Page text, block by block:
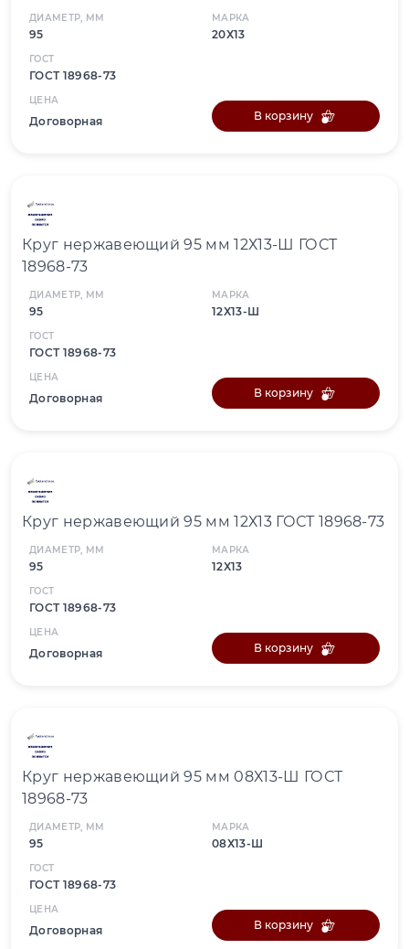
ДИАМЕТР, ММ
95
МАРКА
20Х13
ГОСТ
ГОСТ 18968-73
ЦЕНА
Договорная В корзину
Круг нержавеющий 95 мм 12Х13-Ш ГОСТ
18968-73
ДИАМЕТР, ММ
95
МАРКА
12Х13-Ш
ГОСТ
ГОСТ 18968-73
ЦЕНА
Договорная В корзину
Круг нержавеющий 95 мм 12Х13 ГОСТ 18968-73
ДИАМЕТР, ММ
95
МАРКА
12Х13
ГОСТ
ГОСТ 18968-73
ЦЕНА
Договорная В корзину
Круг нержавеющий 95 мм 08Х13-Ш ГОСТ
18968-73
ДИАМЕТР, ММ
95
МАРКА
08Х13-Ш
ГОСТ
ГОСТ 18968-73
ЦЕНА
Договорная В корзину